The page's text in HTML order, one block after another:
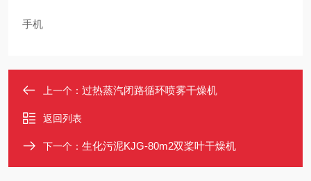
手机
上一个： 过热蒸汽闭路循环喷雾干燥机
返回列表
下一个： 生化污泥KJG-80m2双桨叶干燥机